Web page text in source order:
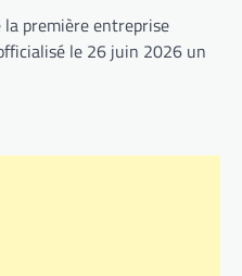
la première entreprise
le 26 juin 2026 un